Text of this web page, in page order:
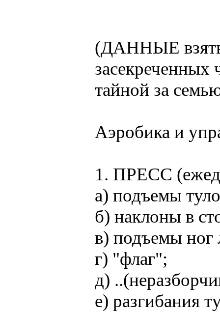
(ДАННЫЕ взяты
засекреченных
тайной за
Аэробика и
1. ПРЕСС
a) подъемы
б) наклоны в
в) подъемы ног
г) "флаг";
д)
е) разгибания